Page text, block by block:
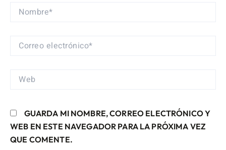
NOMBRE*
CORREO
WEB
GUARDA MI NOMBRE, CORREO ELECTRÓNICO Y
WEB EN ESTE NAVEGADOR PARA LA PRÓXIMA VEZ
QUE COMENTE.